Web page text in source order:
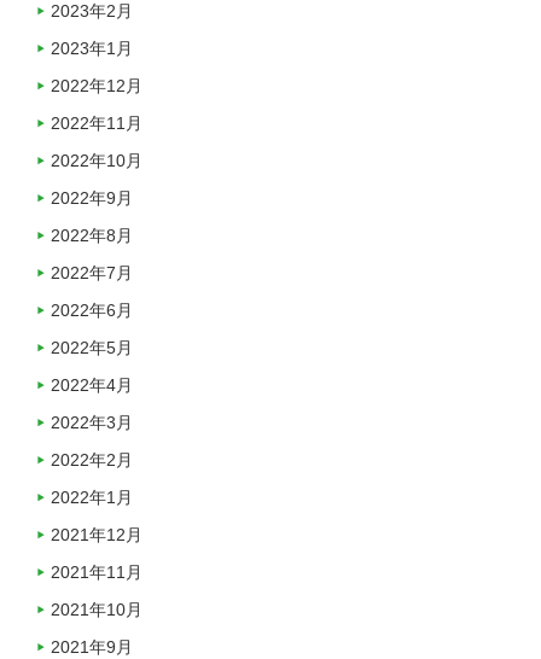
2023年2月
2023年1月
2022年12月
2022年11月
2022年10月
2022年9月
2022年8月
2022年7月
2022年6月
2022年5月
2022年4月
2022年3月
2022年2月
2022年1月
2021年12月
2021年11月
2021年10月
2021年9月